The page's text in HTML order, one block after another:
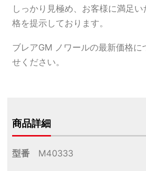
しっかり見極め、お客様に満足
格を提示しております。
ブレアGM ノワールの最新価格に
せください。
商品詳細
型番 M40333